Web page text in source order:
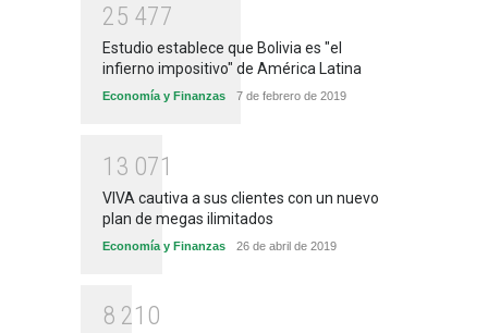
25 477
Estudio establece que Bolivia es "el
infierno impositivo" de América Latina
Economía y Finanzas 7 de febrero de 2019
1 3 071
VIVA cautiva a sus clientes con un nuevo
plan de megas ilimitados
Economía y Finanzas 26 de abril de 2019
8 21 0